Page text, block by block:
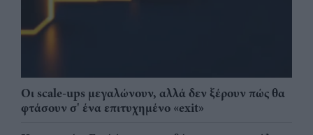
Οι scale-ups μεγαλώνουν, αλλά δεν ξέρουν πώς θα
φτάσουν σ' ένα επιτυχημένο «exit»